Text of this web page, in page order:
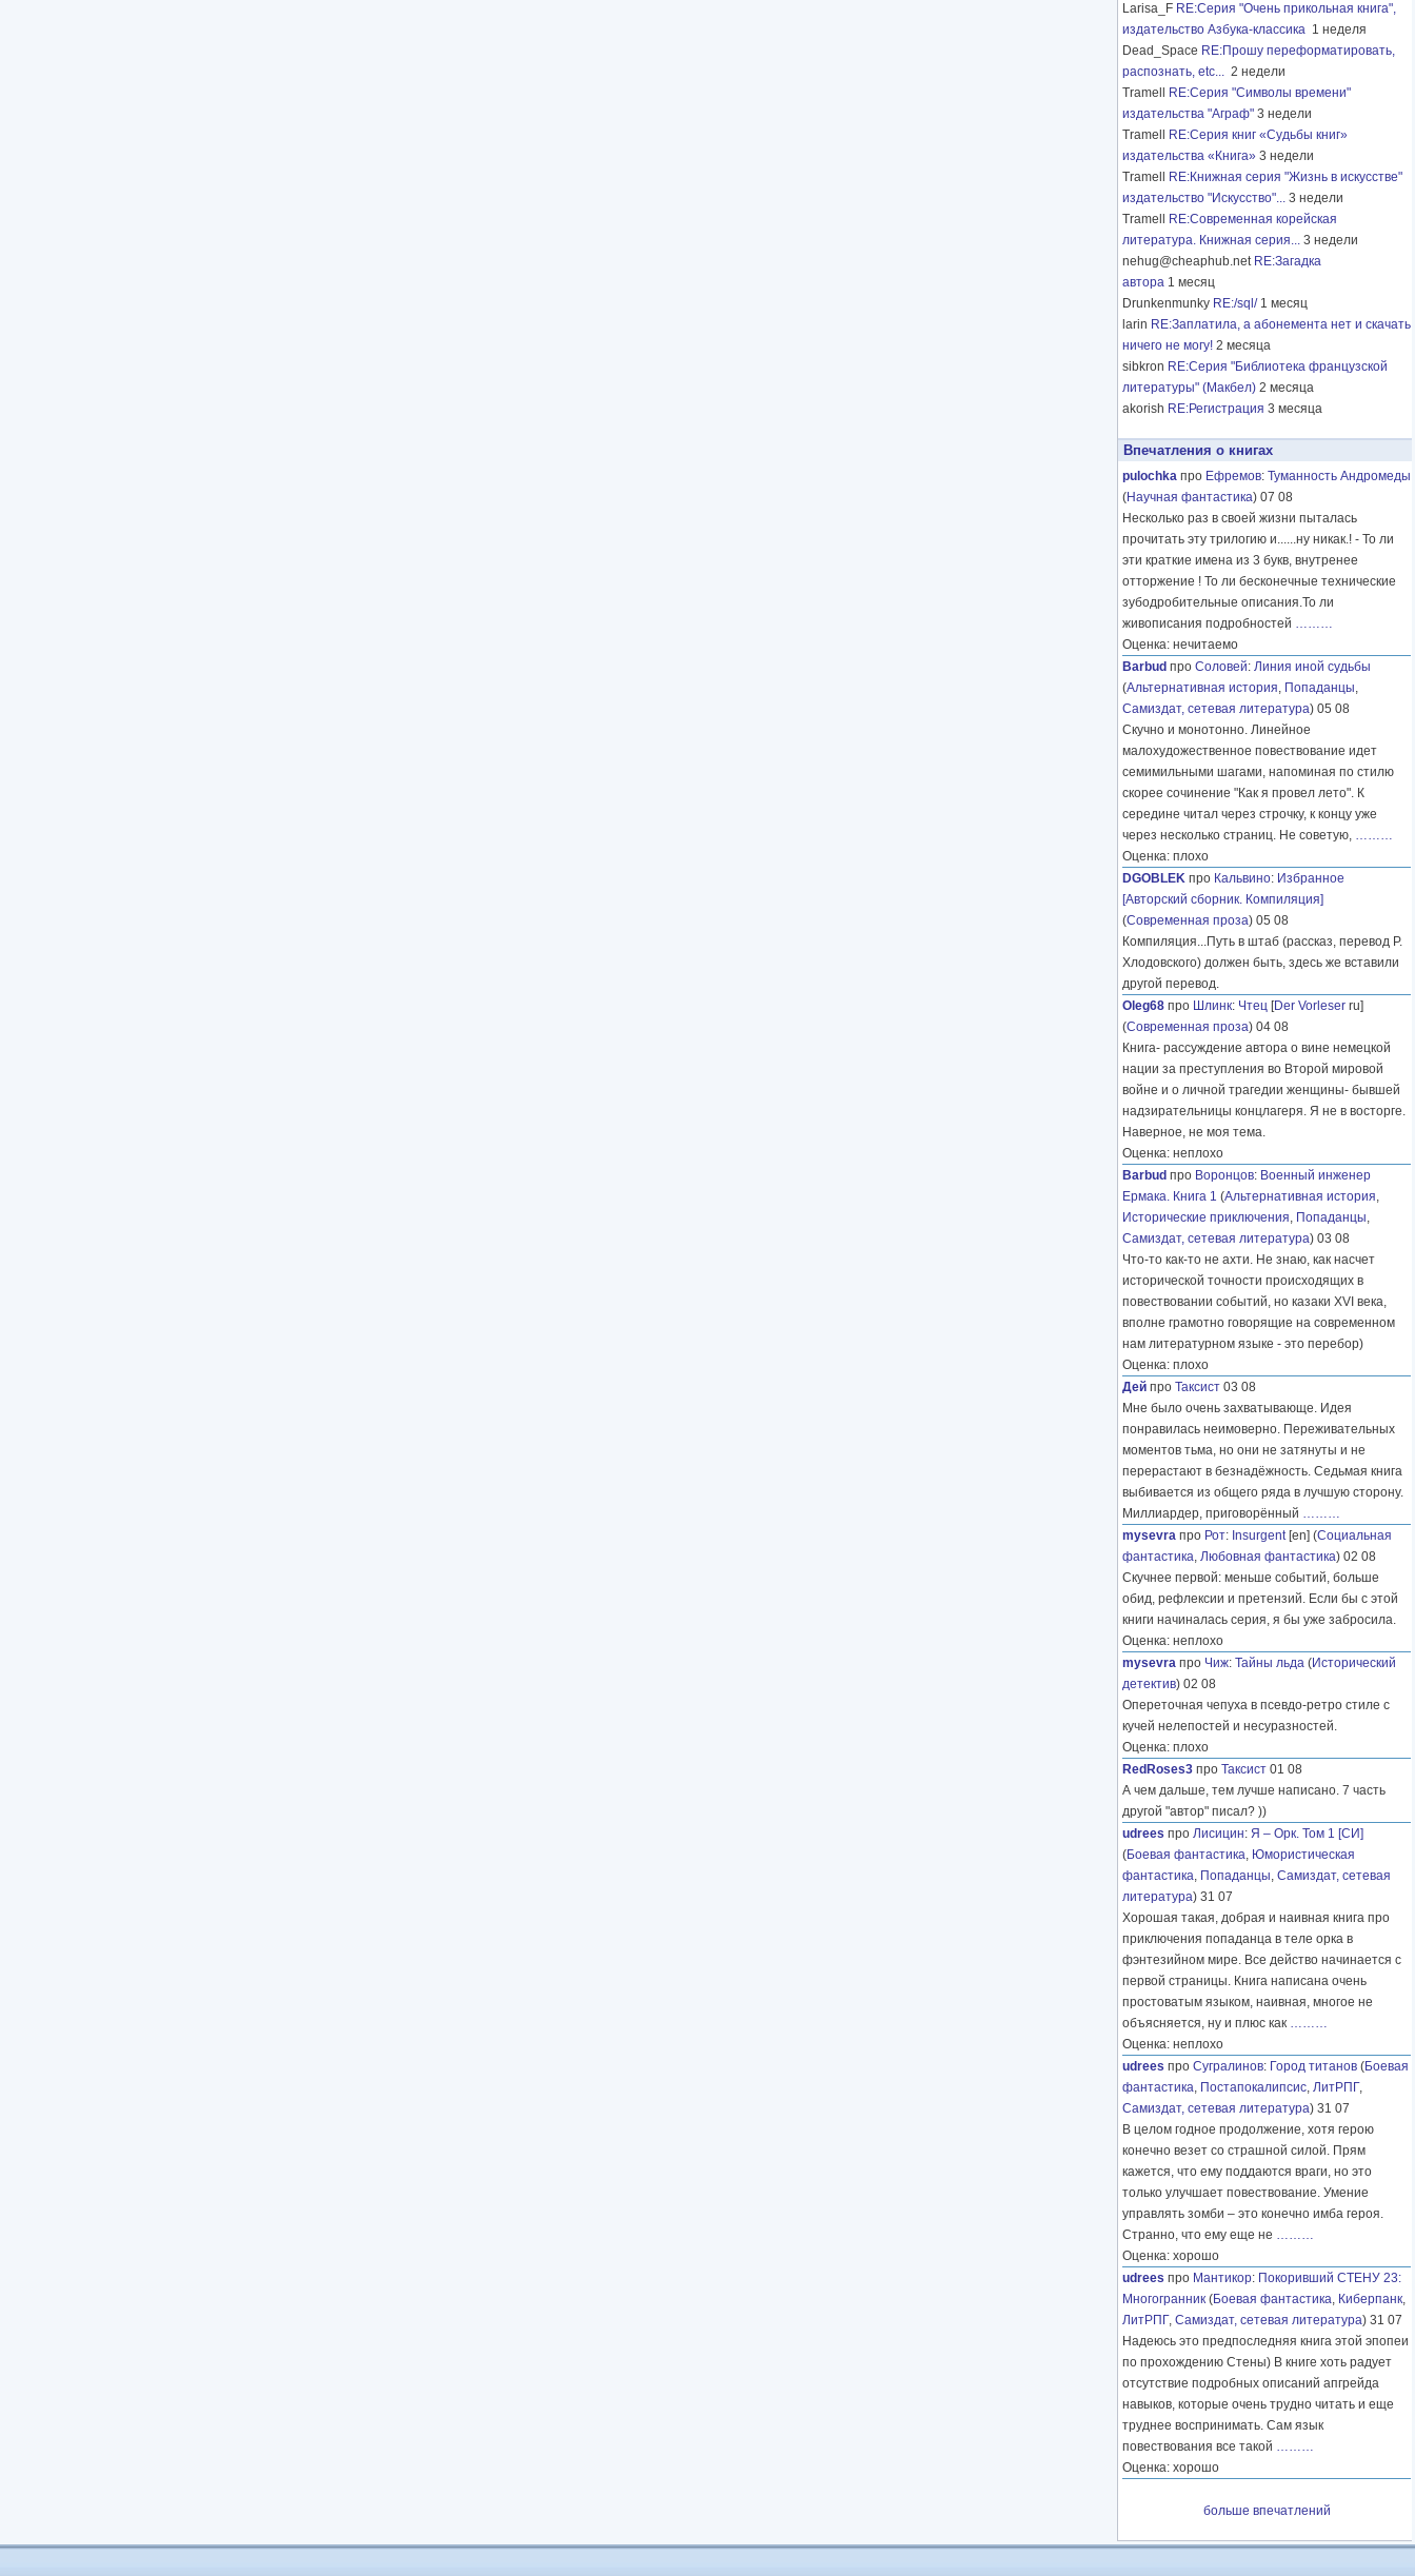
Larisa_F RE:Серия "Очень прикольная книга",
издательство Азбука-классика 1 неделя
Dead_Space RE:Прошу переформатировать,
распознать, etc... 2 недели
Tramell
RE:Серия "Символы времени"
издательства "Аграф" 3 недели
Tramell
RE:Серия книг «Судьбы книг»
издательства «Книга» 3 недели
Tramell
RE:Книжная серия "Жизнь в искусстве"
издательство "Искусство"... 3 недели
Tramell
RE:Современная корейская
литература. Книжная серия... 3 недели
nehug@cheaphub.net RE:Загадка
автора 1 месяц
Drunkenmunky RE:/sql/ 1 месяц
larin RE:Заплатила, а абонемента нет и скачать
ничего не могу! 2 месяца
sibkron RE:Серия "Библиотека французской
литературы" (Макбел) 2 месяца
akorish RE:Регистрация 3 месяца
Впечатления о книгах
pulochka про Ефремов: Туманность Андромеды
(Научная фантастика) 07 08
Несколько раз в своей жизни пыталась
прочитать эту трилогию и......ну никак.! - То ли
эти краткие имена из 3 букв, внутренее
отторжение ! То ли бесконечные технические
зубодробительные описания.То ли
живописания подробностей ………
Оценка: нечитаемо
Barbud про Соловей: Линия иной судьбы
(Альтернативная история, Попаданцы,
Самиздат, сетевая литература) 05 08
Скучно и монотонно. Линейное
малохудожественное повествование идет
семимильными шагами, напоминая по стилю
скорее сочинение "Как я провел лето". К
середине читал через строчку, к концу уже
через несколько страниц. Не советую, ………
Оценка: плохо
DGOBLEK про Кальвино: Избранное
[Авторский сборник. Компиляция]
(Современная проза) 05 08
Компиляция...Путь в штаб (рассказ, перевод Р.
Хлодовского) должен быть, здесь же вставили
другой перевод.
Oleg68 про Шлинк: Чтец [Der Vorleser ru]
(Современная проза) 04 08
Книга- рассуждение автора о вине немецкой
нации за преступления во Второй мировой
войне и о личной трагедии женщины- бывшей
надзирательницы концлагеря. Я не в восторге.
Наверное, не моя тема.
Оценка: неплохо
Barbud про Воронцов: Военный инженер
Ермака. Книга 1 (Альтернативная история,
Исторические приключения, Попаданцы,
Самиздат, сетевая литература) 03 08
Что-то как-то не ахти. Не знаю, как насчет
исторической точности происходящих в
повествовании событий, но казаки XVI века,
вполне грамотно говорящие на современном
нам литературном языке - это перебор)
Оценка: плохо
Дей про Таксист 03 08
Мне было очень захватывающе. Идея
понравилась неимоверно. Переживательных
моментов тьма, но они не затянуты и не
перерастают в безнадёжность. Седьмая книга
выбивается из общего ряда в лучшую сторону.
Миллиардер, приговорённый ………
mysevra про Рот: Insurgent[en] (Социальная
фантастика, Любовная фантастика) 02 08
Скучнее первой: меньше событий, больше
обид, рефлексии и претензий. Если бы с этой
книги начиналась серия, я бы уже забросила.
Оценка: неплохо
mysevra про Чиж: Тайны льда (Исторический
детектив) 02 08
Опереточная чепуха в псевдо-ретро стиле с
кучей нелепостей и несуразностей.
Оценка: плохо
RedRoses3 про Таксист 01 08
А чем дальше, тем лучше написано. 7 часть
другой "автор" писал? ))
udrees про Лисицин: Я – Орк. Том 1 [СИ]
(Боевая фантастика, Юмористическая
фантастика, Попаданцы, Самиздат, сетевая
литература) 31 07
Хорошая такая, добрая и наивная книга про
приключения попаданца в теле орка в
фэнтезийном мире. Все действо начинается с
первой страницы. Книга написана очень
простоватым языком, наивная, многое не
объясняется, ну и плюс как ………
Оценка: неплохо
udrees про Сугралинов: Город титанов (Боевая
фантастика, Постапокалипсис, ЛитРПГ,
Самиздат, сетевая литература) 31 07
В целом годное продолжение, хотя герою
конечно везет со страшной силой. Прям
кажется, что ему поддаются враги, но это
только улучшает повествование. Умение
управлять зомби – это конечно имба героя.
Странно, что ему еще не ………
Оценка: хорошо
udrees про Мантикор: Покоривший СТЕНУ 23:
Многогранник (Боевая фантастика, Киберпанк,
ЛитРПГ, Самиздат, сетевая литература) 31 07
Надеюсь это предпоследняя книга этой эпопеи
по прохождению Стены) В книге хоть радует
отсутствие подробных описаний апгрейда
навыков, которые очень трудно читать и еще
труднее воспринимать. Сам язык
повествования все такой ………
Оценка: хорошо
больше впечатлений